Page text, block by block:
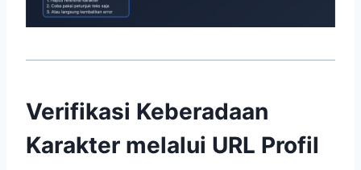
Verifikasi Keberadaan
Karakter melalui URL Profil